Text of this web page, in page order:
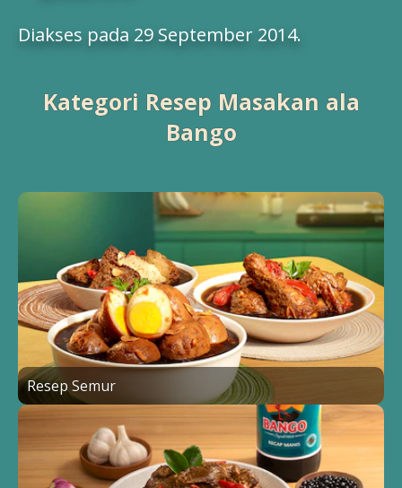
Diakses pada 29 September 2014.
Kategori Resep Masakan ala
Bango
Resep Semur